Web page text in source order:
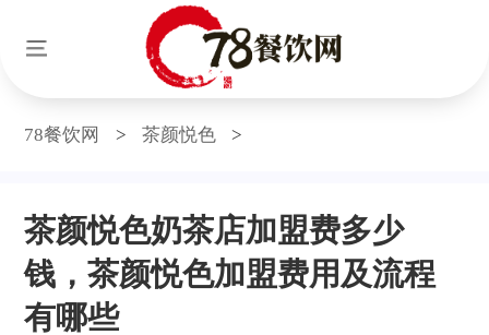
78餐饮网 > 茶颜悦色 >
茶颜悦色奶茶店加盟费多少
钱，茶颜悦色加盟费用及流程
有哪些